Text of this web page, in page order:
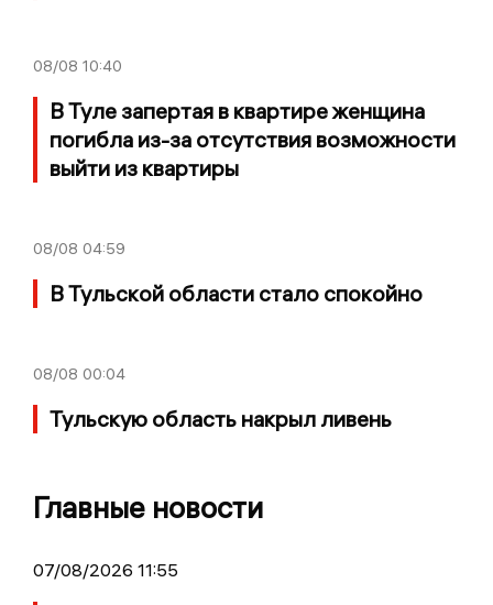
08/08 10:40
В Туле запертая в квартире женщина
погибла из-за отсутствия возможности
выйти из квартиры
08/08 04:59
В Тульской области стало спокойно
08/08 00:04
Тульскую область накрыл ливень
Главные новости
07/08/2026 11:55